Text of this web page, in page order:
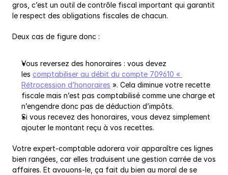
gros, c’est un outil de contrôle fiscal important qui garantit
le respect des obligations fiscales de chacun.
Deux cas de figure donc :
Vous reversez des honoraires : vous devez
les comptabiliser au débit du compte 709610 «
Rétrocession d’honoraires ». Cela diminue votre recette
fiscale mais n’est pas comptabilisé comme une charge et
n’engendre donc pas de déduction d’impôts.
Si vous recevez des honoraires, vous devez simplement
ajouter le montant reçu à vos recettes.
Votre expert-comptable adorera voir apparaître ces lignes
bien rangées, car elles traduisent une gestion carrée de vos
affaires. Et avouons-le, ça fait du bien au moral de se